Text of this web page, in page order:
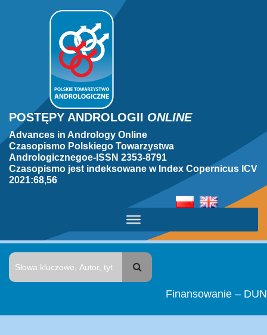
POSTĘPY ANDROLOGII ONLINE
Advances in Andrology Online
Czasopismo Polskiego Towarzystwa
Andrologicznegoe-ISSN 2353-8791
Czasopismo jest indeksowane w Index Copernicus ICV
2021:68,56
Finansowanie – DUN